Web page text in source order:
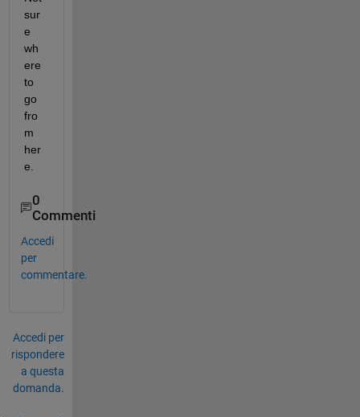
sur
e
wh
ere
to
go
fro
m
her
e.
0
Commenti
Accedi
per
commentare.
Accedi per
rispondere
a questa
domanda.